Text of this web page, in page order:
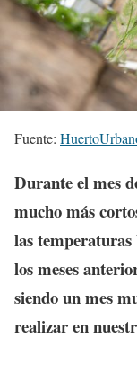
Fuente:
Durante el mes
mucho más
las temperaturas
los meses
siendo un mes
realizar en